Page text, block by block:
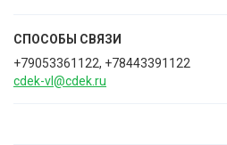
СПОСОБЫ CВЯЗИ
+79053361122, +78443391122
cdek-vl@cdek.ru